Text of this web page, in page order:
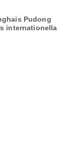
Pudong
internationella